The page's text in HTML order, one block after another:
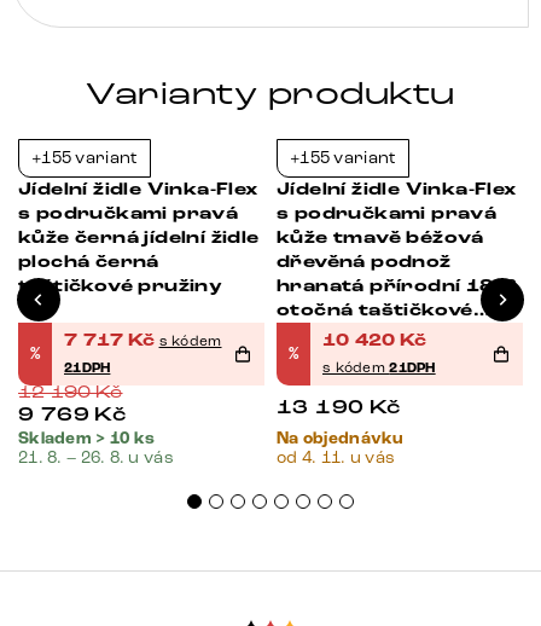
množství
Varianty produktu
+155 variant
Jídelní židle Vinka-Flex
s područkami pravá
kůže černá jídelní židle
plochá černá
taštičkové pružiny
%
7 717 Kč s kódem
21DPH
12 190Kč
9 769 Kč
Skladem > 10 ks
21. 8. – 26. 8. u vás
+155 variant
Jídelní židle Vinka-Flex
s područkami pravá
kůže tmavě béžová
dřevěná podnož
hranatá přírodní 180°
otočná taštičkové
pružiny
%
10 420 Kč
s kódem21DPH
13 190 Kč
Na objednávku
od 4. 11. u vás